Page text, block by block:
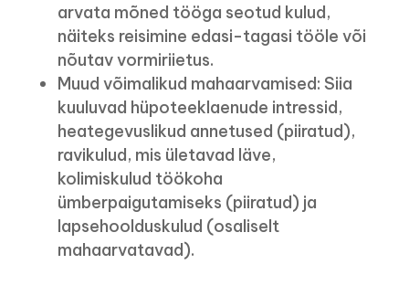
arvata mõned tööga seotud kulud,
näiteks reisimine edasi-tagasi tööle või
nõutav vormiriietus.
Muud võimalikud mahaarvamised: Siia
kuuluvad hüpoteeklaenude intressid,
heategevuslikud annetused (piiratud),
ravikulud, mis ületavad läve,
kolimiskulud töökoha
ümberpaigutamiseks (piiratud) ja
lapsehoolduskulud (osaliselt
mahaarvatavad).